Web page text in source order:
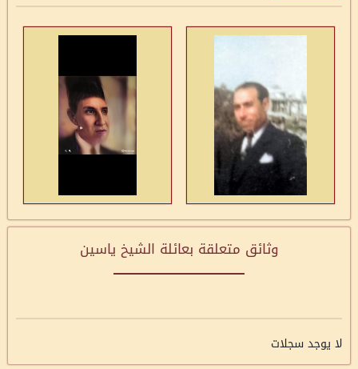
وثائق متعلقة بعائلة الشيخ ياسين
لا يوجد سجلات